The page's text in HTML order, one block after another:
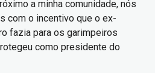
a minha comunidade, nós
com o incentivo que o ex-
fazia para os garimpeiros
como presidente do